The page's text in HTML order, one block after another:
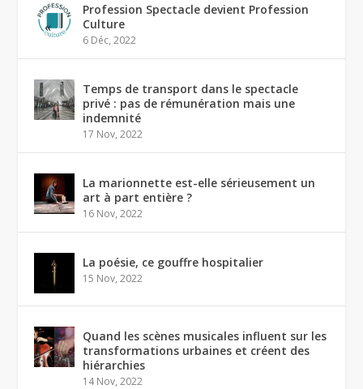
Profession Spectacle devient Profession
Culture
6 Déc, 2022
Temps de transport dans le spectacle
privé : pas de rémunération mais une
indemnité
17 Nov, 2022
La marionnette est-elle sérieusement un
art à part entière ?
16 Nov, 2022
La poésie, ce gouffre hospitalier
15 Nov, 2022
Quand les scènes musicales influent sur les
transformations urbaines et créent des
hiérarchies
14 Nov, 2022